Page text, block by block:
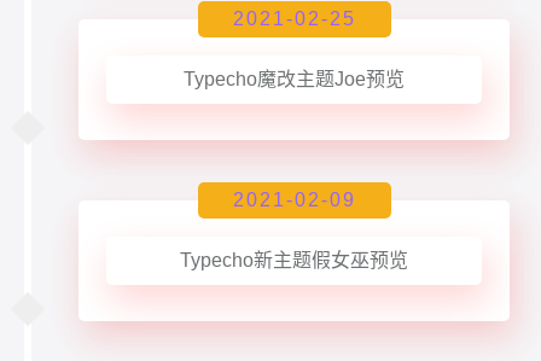
2021-02-25
Typecho魔改主题Joe预览
2021-02-09
Typecho新主题假女巫预览